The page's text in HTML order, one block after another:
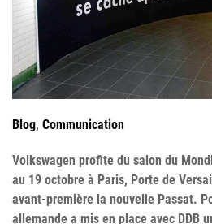
Blog, Communication
Volkswagen profite du salon du
au 19 octobre à Paris, Porte de
avant-première la nouvelle Passat.
allemande a mis en place avec DDB